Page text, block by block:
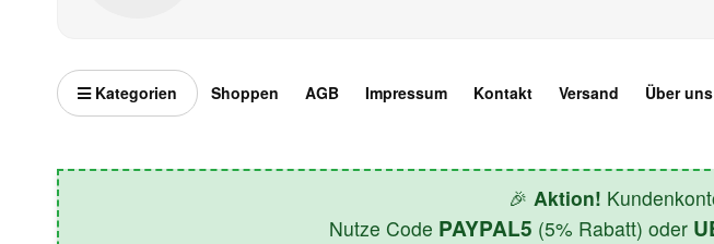
Kategorien Shoppen AGB Impressum Kontakt Versand Über uns
🎉 Aktion!
Nutze Code PAYPAL5 (5% Rabatt) oder